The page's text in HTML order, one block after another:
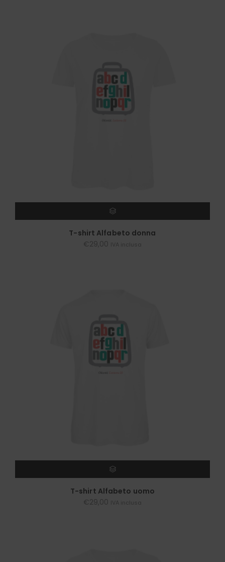
SCEGLI
T-shirt Alfabeto donna
€29,00 IVA inclusa
SCEGLI
T-shirt Alfabeto uomo
€29,00 IVA inclusa